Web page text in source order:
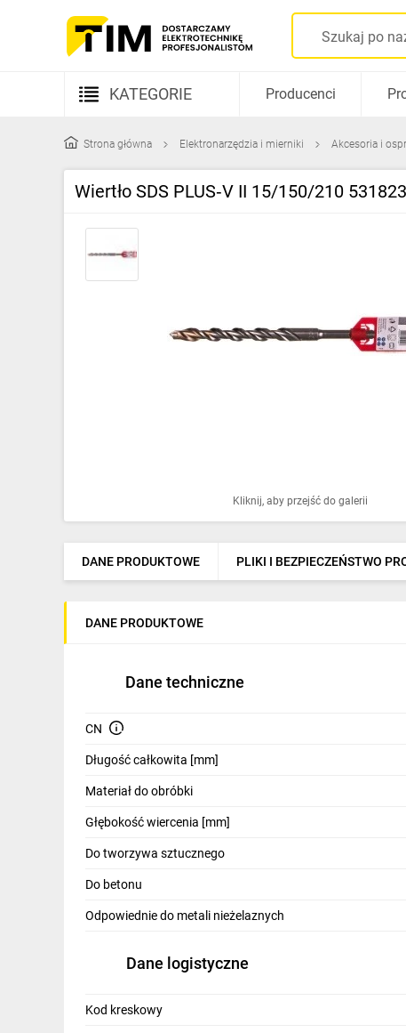
KATEGORIE
Kable i przewody
Ogrzewanie
Elektronarzędzia i mierniki
Dom i ogród
Inne
Budowa i Remont
Producenci
Strona główna Elektronarzędzia i mierniki Akcesoria i
Wiertło SDS PLUS‑V II 15/150/210 531823
Kliknij, aby przejść do galerii
DANE PRODUKTOWE PLIKI I BEZPIECZEŃSTWO
DANE PRODUKTOWE
Dane techniczne
CN
Długość całkowita [mm]
Materiał do obróbki
Głębokość wiercenia [mm]
Do tworzywa sztucznego
Do betonu
Odpowiednie do metali nieżelaznych
Dane logistyczne
Kod kreskowy